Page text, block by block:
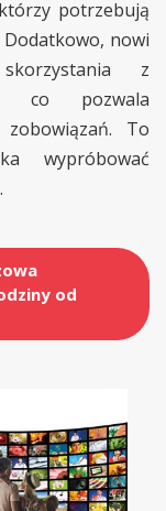
potrzebują
nowi
z
co pozwala
To
wypróbować
od